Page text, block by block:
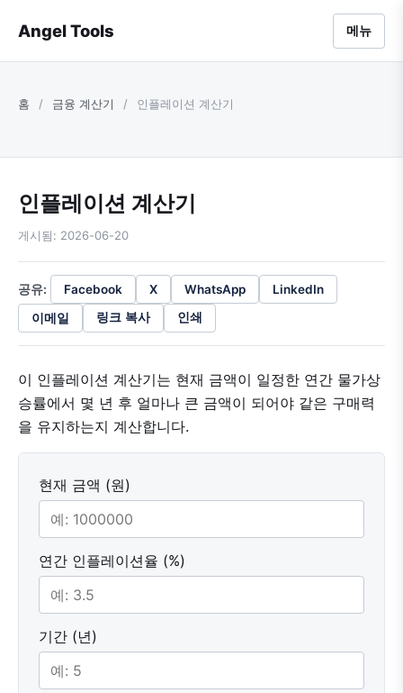
Angel Tools 메뉴
홈 / 금융 계산기 / 인플레이션 계산기
인플레이션 계산기
게시됨: 2026-06-20
공유: Facebook X WhatsApp
LinkedIn
이메일
링크 복사 인쇄
이 인플레이션 계산기는 현재 금액이 일정한 연간 물가상
승률에서 몇 년 후 얼마나 큰 금액이 되어야 같은 구매력
을 유지하는지 계산합니다.
현재 금액 (원)
연간 인플레이션율 (%)
기간 (년)